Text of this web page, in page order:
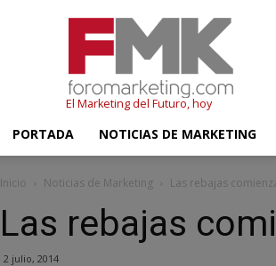
El Marketing del Futuro, hoy
PORTADA NOTICIAS DE MARKETING
Inicio Noticias de Marketing Las rebajas
Las rebajas
2 julio, 2014